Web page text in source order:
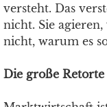
versteht. Das
nicht. Sie agieren,
nicht, warum es
Die große Retorte